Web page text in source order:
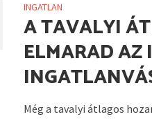
INGATLAN
A TAVALYI
ELMARAD AZ
Még a tavalyi átlagos